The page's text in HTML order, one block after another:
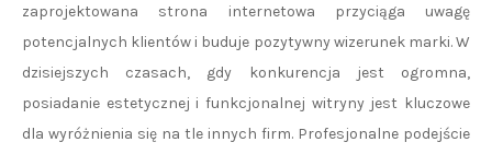
zaprojektowana strona internetowa przyciąga uwagę
potencjalnych klientów i buduje pozytywny wizerunek marki. W
dzisiejszych czasach, gdy konkurencja jest ogromna,
posiadanie estetycznej i funkcjonalnej witryny jest kluczowe
dla wyróżnienia się na tle innych firm. Profesjonalne podejście